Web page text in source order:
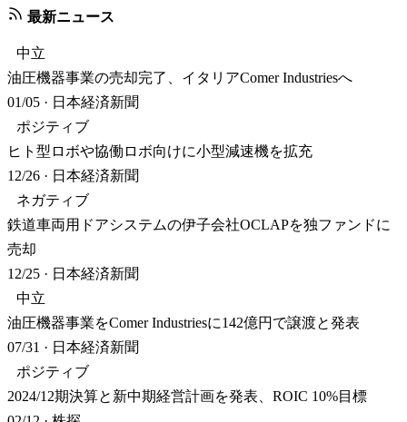
最新ニュース
中立
油圧機器事業の売却完了、イタリアComer Industriesへ
01/05 · 日本経済新聞
ポジティブ
ヒト型ロボや協働ロボ向けに小型減速機を拡充
12/26 · 日本経済新聞
ネガティブ
鉄道車両用ドアシステムの伊子会社OCLAPを独ファンドに
売却
12/25 · 日本経済新聞
中立
油圧機器事業をComer Industriesに142億円で譲渡と発表
07/31 · 日本経済新聞
ポジティブ
2024/12期決算と新中期経営計画を発表、ROIC 10%目標